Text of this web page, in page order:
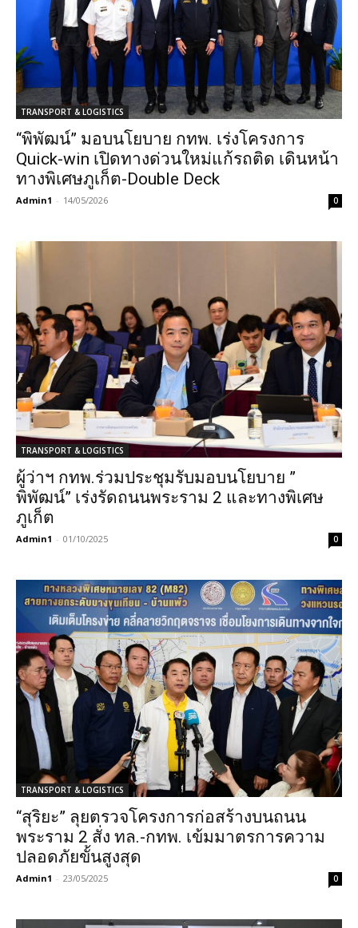
TRANSPORT & LOGISTICS
“พิพัฒน์” มอบนโยบาย กทพ. เร่งโครงการ
Quick-win เปิดทางด่วนใหม่แก้รถติด เดินหน้า
ทางพิเศษภูเก็ต-Double Deck
Admin1 - 14/05/2026 0
TRANSPORT & LOGISTICS
ผู้ว่าฯ กทพ.ร่วมประชุมรับมอบนโยบาย ”
พิพัฒน์” เร่งรัดถนนพระราม 2 และทางพิเศษ
ภูเก็ต
Admin1 - 01/10/2025 0
TRANSPORT & LOGISTICS
“สุริยะ” ลุยตรวจโครงการก่อสร้างบนถนน
พระราม 2 สั่ง ทล.-กทพ. เข้มมาตรการความ
ปลอดภัยขั้นสูงสุด
Admin1 - 23/05/2025 0